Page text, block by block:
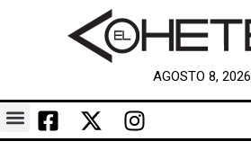
AGOSTO 8, 2026